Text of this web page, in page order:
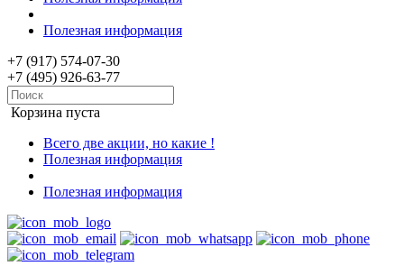
Полезная информация
+7 (917) 574-07-30
+7 (495) 926-63-77
Корзина пуста
Всего две акции, но какие !
Полезная информация
Полезная информация